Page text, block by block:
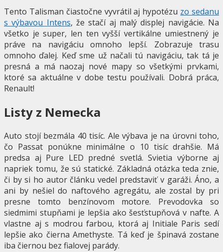
Tento Talisman čiastočne vyvrátil aj hypotézu zo sedanu
s výbavou Intens, že stačí aj malý displej navigácie. Na
všetko je super, len ten vyšší vertikálne umiestnený je
práve na navigáciu omnoho lepší. Zobrazuje trasu
omnoho ďalej. Keď sme už načali tú navigáciu, tak tá je
presná a má naozaj nové mapy so všetkými prvkami,
ktoré sa aktuálne v dobe testu používali. Dobrá práca,
Renault!
Listy z Nemecka
Auto stojí bezmála 40 tisíc. Ale výbava je na úrovni toho,
čo Passat ponúkne minimálne o 10 tisíc drahšie. Má
predsa aj Pure LED predné svetlá. Svietia výborne aj
napriek tomu, že sú statické. Základná otázka teda znie,
či by si ho autor článku vedel predstaviť v garáži. Áno, a
ani by nešiel do naftového agregátu, ale zostal by pri
presne tomto benzínovom motore. Prevodovka so
siedmimi stupňami je lepšia ako šesťstupňová v nafte. A
vlastne aj s modrou farbou, ktorá aj Initiale Paris sedí
lepšie ako čierna Amethyste. Tá keď je špinavá zostane
iba čiernou bez fialovej parády.